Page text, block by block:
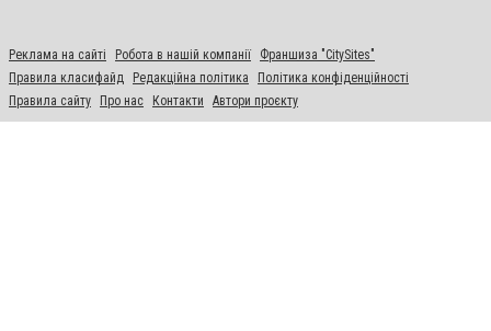
Реклама на сайті Робота в нашій компанії
Франшиза "CitySites"
Правила класифайд
Редакційна політика
Політика конфіденційності
Правила сайту
Про нас Контакти Автори проєкту